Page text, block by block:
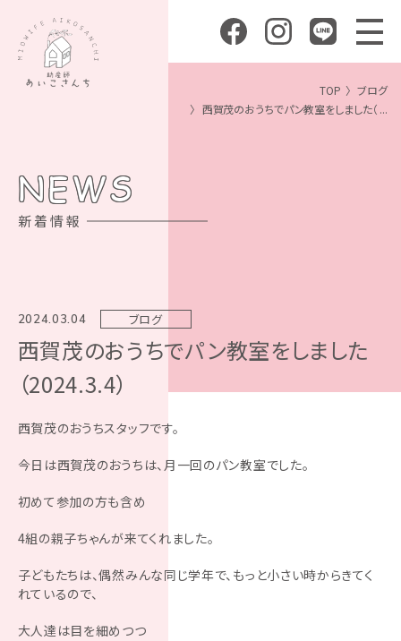
TOP
ブログ
西賀茂のおうちでパン教室をしました（ ...
NEWS
新着情報
2024.03.04 ブログ
西賀茂のおうちでパン教室をしました
（2024.3.4）
西賀茂のおうちスタッフです。
今日は西賀茂のおうちは、月一回のパン教室でした。
初めて参加の方も含め
4組の親子ちゃんが来てくれました。
子どもたちは、偶然みんな同じ学年で、もっと小さい時からきてく
れているので、
大人達は目を細めつつ